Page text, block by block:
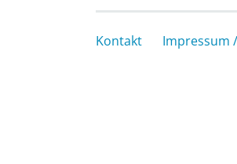
Kontakt Impressum